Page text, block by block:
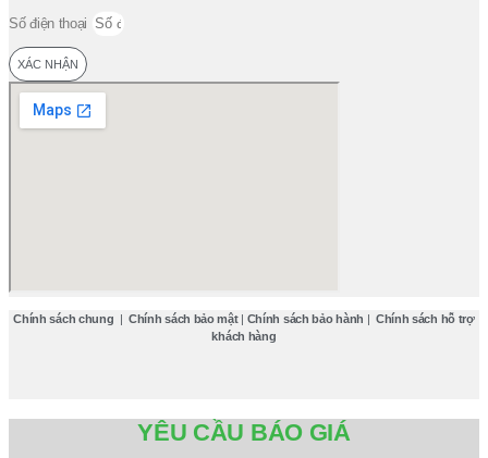
Số điện thoại
XÁC NHẬN
Chính sách chung | Chính sách bảo mật| Chính sách bảo hành | Chính sách hỗ trợ
khách hàng
YÊU CẦU BÁO GIÁ